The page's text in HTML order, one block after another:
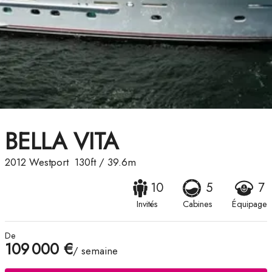
BELLA VITA
2012 Westport 130ft/ 39.6m
10
Invités
5
Cabines
7
Équipage
De
109 000 €/ semaine